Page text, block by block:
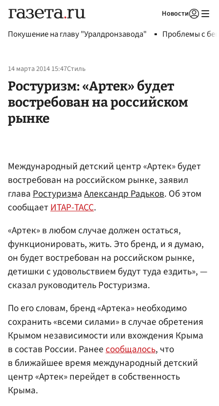
Новости
Покушение на главу "Уралдронзавода" Проблемы с
14 марта 2014 15:47Стиль
Ростуризм: «Артек» будет
востребован на российском
рынке
Международный детский центр «Артек» будет
востребован на российском рынке, заявил
главаРостуризмаАлександр Радьков. Об этом
сообщаетИТАР-ТАСС.
«Артек» в любом случае должен остаться,
функционировать, жить. Это бренд, и я думаю,
он будет востребован на российском рынке,
детишки с удовольствием будут туда ездить», —
сказал руководитель Ростуризма.
По его словам, бренд «Артека» необходимо
сохранить «всеми силами» в случае обретения
Крымом независимости или вхождения Крыма
в состав России. Ранеесообщалось, что
в ближайшее время международный детский
центр «Артек» перейдет в собственность
Крыма.